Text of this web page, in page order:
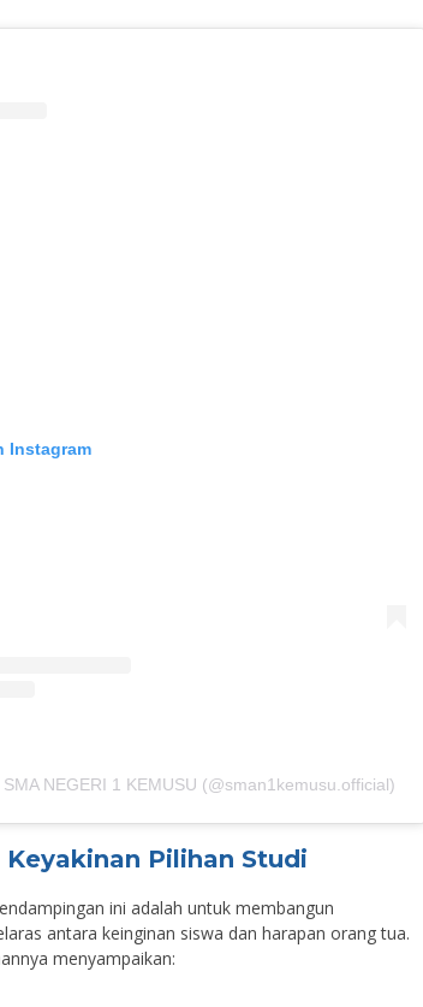
Instagram
NEGERI 1 KEMUSU (@sman1kemusu.official)
Pilihan Studi
ini adalah untuk membangun
antara keinginan siswa dan harapan orang tua.
menyampaikan: